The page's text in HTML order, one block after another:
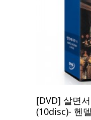
[DVD] 살면
(10disc)- 헨